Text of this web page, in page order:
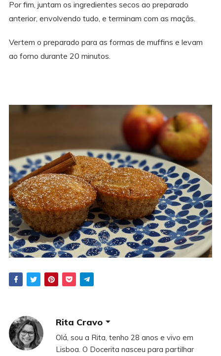
Por fim, juntam os ingredientes secos ao preparado
anterior, envolvendo tudo, e terminam com as maçãs.
Vertem o preparado para as formas de muffins e levam
ao forno durante 20 minutos.
Rita Cravo
Olá, sou a Rita, tenho 28 anos e vivo em
Lisboa. O Docerita nasceu para partilhar